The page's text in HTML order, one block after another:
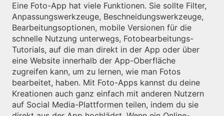
Eine Foto-App hat viele Funktionen. Sie sollte Filter,
Anpassungswerkzeuge, Beschneidungswerkzeuge,
Bearbeitungsoptionen, mobile Versionen für die
schnelle Nutzung unterwegs, Fotobearbeitungs-
Tutorials, auf die man direkt in der App oder über
eine Website innerhalb der App-Oberfläche
zugreifen kann, um zu lernen, wie man Fotos
bearbeitet, haben. Mit Foto-Apps kannst du deine
Kreationen auch ganz einfach mit anderen Nutzern
auf Social Media-Plattformen teilen, indem du sie